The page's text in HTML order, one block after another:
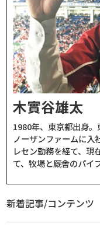
木實谷雄太
1980年、東京都出身
ノーザンファームに入
レセン勤務を経て、現
て、牧場と厩舎のパイ
新着記事/コンテンツ